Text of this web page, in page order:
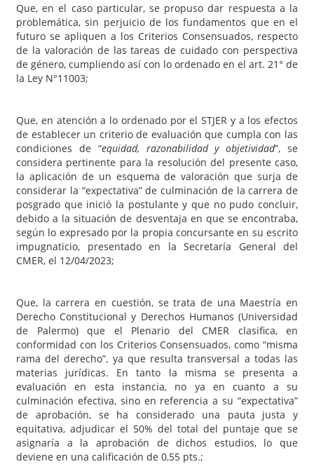
Que, en el caso particular, se propuso dar respuesta a la
problemática, sin perjuicio de los fundamentos que en el
futuro se apliquen a los Criterios Consensuados, respecto
de la valoración de las tareas de cuidado con perspectiva
de género, cumpliendo así con lo ordenado en el art. 21° de
la Ley N°11003;
Que, en atención a lo ordenado por el STJER y a los efectos
de establecer un criterio de evaluación que cumpla con las
condiciones de “equidad, razonabilidad y objetividad”, se
considera pertinente para la resolución del presente caso,
la aplicación de un esquema de valoración que surja de
considerar la “expectativa” de culminación de la carrera de
posgrado que inició la postulante y que no pudo concluir,
debido a la situación de desventaja en que se encontraba,
según lo expresado por la propia concursante en su escrito
impugnaticio, presentado en la Secretaría General del
CMER, el 12/04/2023;
Que, la carrera en cuestión, se trata de una Maestría en
Derecho Constitucional y Derechos Humanos (Universidad
de Palermo) que el Plenario del CMER clasifica, en
conformidad con los Criterios Consensuados, como “misma
rama del derecho”, ya que resulta transversal a todas las
materias jurídicas. En tanto la misma se presenta a
evaluación en esta instancia, no ya en cuanto a su
culminación efectiva, sino en referencia a su “expectativa”
de aprobación, se ha considerado una pauta justa y
equitativa, adjudicar el 50% del total del puntaje que se
asignaría a la aprobación de dichos estudios, lo que
deviene en una calificación de 0,55 pts.;